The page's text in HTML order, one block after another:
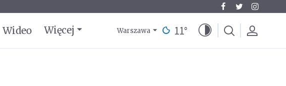
Wideo Więcej Warszawa 11°